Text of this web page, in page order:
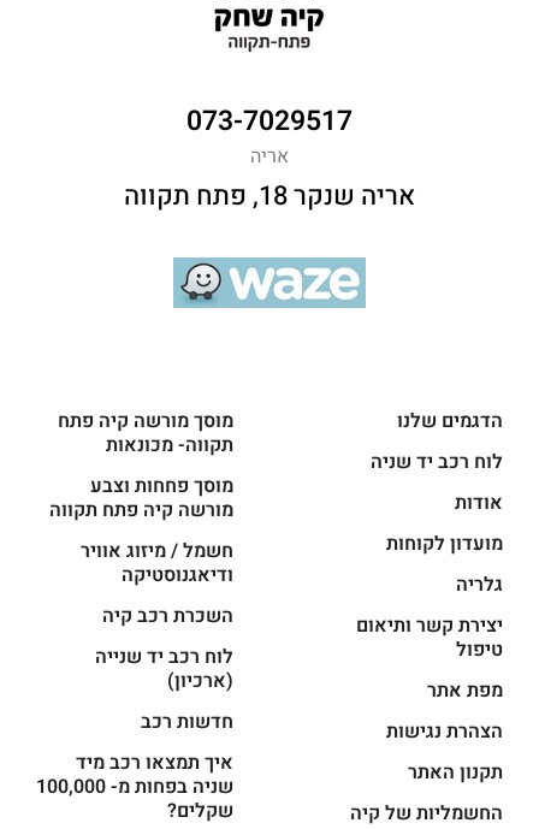
073-7029517
אריה
אריה שנקר 18, פתח תקווה
הדגמים שלנו
לוח רכב יד שניה
אודות
מועדון לקוחות
גלריה
יצירת קשר ותיאום
טיפול
מפת אתר
הצהרת נגישות
תקנון האתר
החשמליות של קיה
מוסך מורשה קיה פתח
תקווה- מכונאות
מוסך פחחות וצבע
מורשה קיה פתח תקווה
חשמל / מיזוג אוויר
ודיאגנוסטיקה
השכרת רכב קיה
לוח רכב יד שנייה
(ארכיון)
חדשות רכב
איך תמצאו רכב מיד
שניה בפחות מ- 100,000
שקלים?